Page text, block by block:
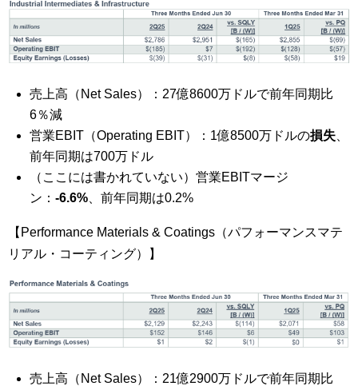
売上高（Net Sales）：27億8600万ドルで前年同期比
6％減
営業EBIT（Operating EBIT）：1億8500万ドルの損失
前年同期は700万ドル
（ここには書かれていない）営業EBITマージ
ン：-6.6% 、前年同期は0.2%
【Performance Materials & Coatings（パフォーマンスマテ
リアル・コーティング）】
売上高（Net Sales）：21億2900万ドルで前年同期比